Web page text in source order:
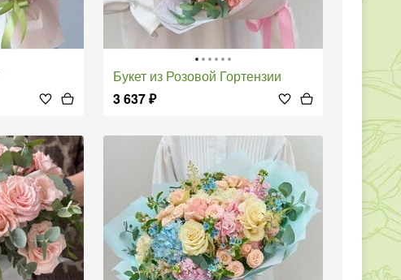
Букет из Розовой Гортензии
3 637₽